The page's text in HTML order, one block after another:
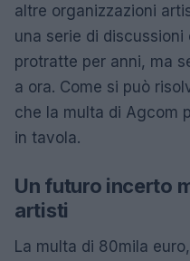
altre organizzazioni
una serie di
protratte per anni, ma
a ora. Come si può
che la multa di Agcom
in tavola.
Un futuro incerto
artisti
La multa di 80mila